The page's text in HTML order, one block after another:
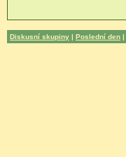
Diskusní skupiny | Poslední den |